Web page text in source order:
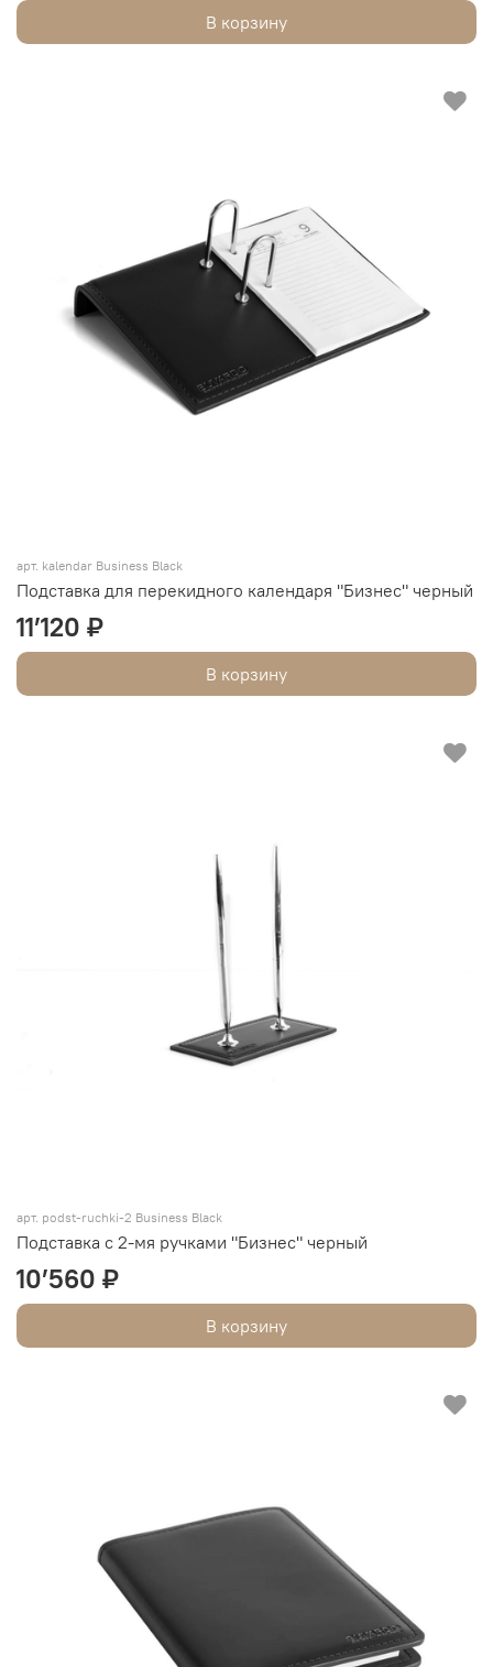
В корзину
арт. kalendar Business Black
Подставка для перекидного календаря "Бизнес" черный
11’120 ₽
В корзину
арт. podst-ruchki-2 Business Black
Подставка с 2-мя ручками "Бизнес" черный
10’560 ₽
В корзину